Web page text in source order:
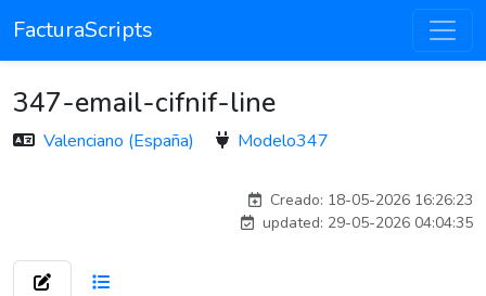
FacturaScripts
347-email-cifnif-line
Valenciano (España) Modelo347
Creado: 18-05-2026 16:26:23
updated: 29-05-2026 04:04:35